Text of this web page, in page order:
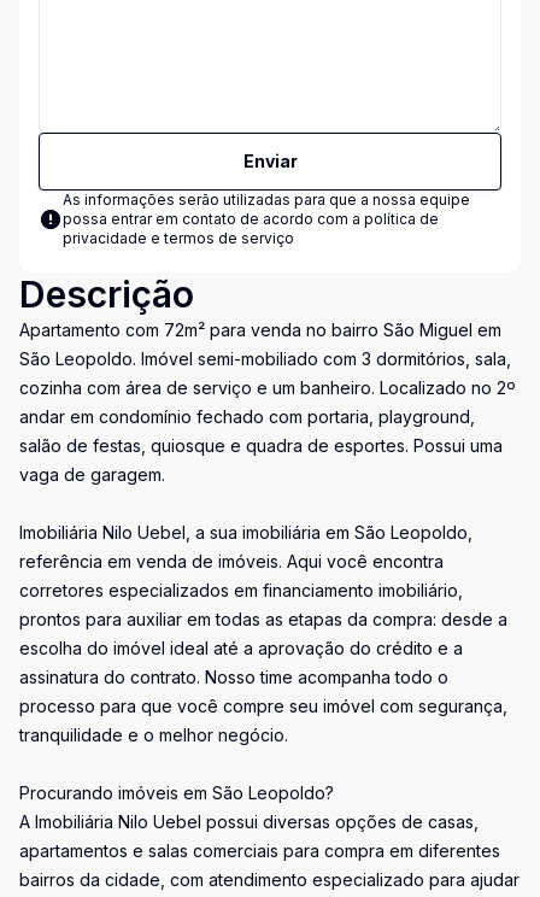
Enviar
As informações serão utilizadas para que a nossa equipe
possa entrar em contato de acordo com a política de
privacidade e termos de serviço
Descrição
Apartamento com 72m² para venda no bairro São Miguel em
São Leopoldo. Imóvel semi-mobiliado com 3 dormitórios, sala,
cozinha com área de serviço e um banheiro. Localizado no 2º
andar em condomínio fechado com portaria, playground,
salão de festas, quiosque e quadra de esportes. Possui uma
vaga de garagem.
Imobiliária Nilo Uebel, a sua imobiliária em São Leopoldo,
referência em venda de imóveis. Aqui você encontra
corretores especializados em financiamento imobiliário,
prontos para auxiliar em todas as etapas da compra: desde a
escolha do imóvel ideal até a aprovação do crédito e a
assinatura do contrato. Nosso time acompanha todo o
processo para que você compre seu imóvel com segurança,
tranquilidade e o melhor negócio.
Procurando imóveis em São Leopoldo?
A Imobiliária Nilo Uebel possui diversas opções de casas,
apartamentos e salas comerciais para compra em diferentes
bairros da cidade, com atendimento especializado para ajudar